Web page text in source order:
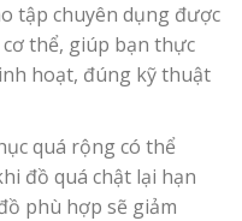
tập chuyên dụng được
thể, giúp bạn thực
hoạt, đúng kỹ thuật
quá rộng có thể
đồ quá chật lại hạn
phù hợp sẽ giảm